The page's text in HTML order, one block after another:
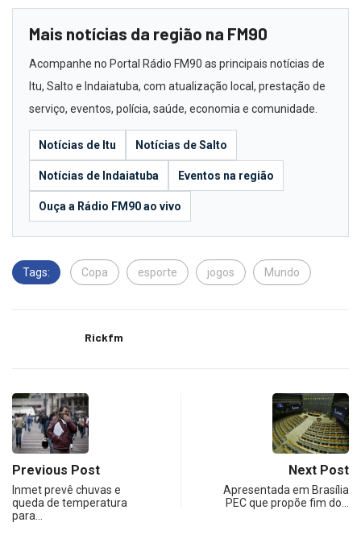
Mais notícias da região na FM90
Acompanhe no Portal Rádio FM90 as principais notícias de
Itu, Salto e Indaiatuba, com atualização local, prestação de
serviço, eventos, polícia, saúde, economia e comunidade.
Notícias de Itu Notícias de Salto
Notícias de Indaiatuba Eventos na região
Ouça a Rádio FM90 ao vivo
Tags: Copa esporte jogos Mundo
Rickfm
Previous Post
Inmet prevê chuvas e
queda de temperatura
para…
Next Post
Apresentada em Brasília
PEC que propõe fim do…